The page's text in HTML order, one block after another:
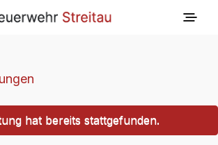
hat bereits stattgefunden.